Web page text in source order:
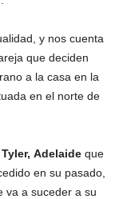
y nos cuenta
que deciden
a la casa en la
en el norte de
Tyler, Adelaide que
en su pasado,
va a suceder a su